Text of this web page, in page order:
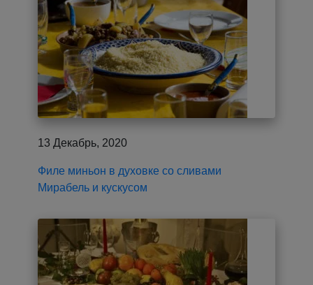
13 Декабрь, 2020
Филе миньон в духовке со сливами
Мирабель и кускусом